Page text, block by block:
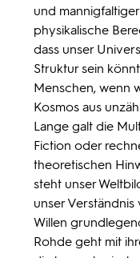
und
physikalische
dass unser
Struktur sein
Menschen, wenn
Kosmos aus
Lange galt die
Fiction oder
theoretischen
steht unser
unser Verständnis
Willen
Rohde geht mit